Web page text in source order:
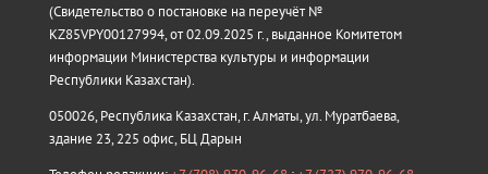
(Свидетельство о постановке на переучёт №
KZ85VPY00127994, от 02.09.2025 г., выданное Комитетом
информации Министерства культуры и информации
Республики Казахстан).
050026, Республика Казахстан, г. Алматы, ул. Муратбаева,
здание 23, 225 офис, БЦ Дарын